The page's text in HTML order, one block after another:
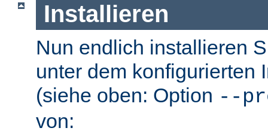
Installieren
Nun endlich installieren
unter dem konfigurierten
(siehe oben: Option --
von: